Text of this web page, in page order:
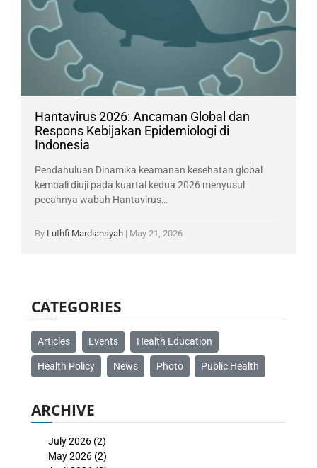
Hantavirus 2026: Ancaman Global dan
Respons Kebijakan Epidemiologi di
Indonesia
Pendahuluan Dinamika keamanan kesehatan global
kembali diuji pada kuartal kedua 2026 menyusul
pecahnya wabah Hantavirus…
By Luthfi Mardiansyah | May 21, 2026
CATEGORIES
Articles Events Health Education
Health Policy News Photo Public Health
ARCHIVE
July 2026(2)
May 2026(2)